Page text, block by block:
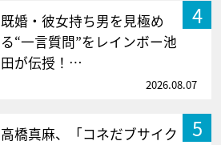
4
既婚・彼女持ち男を見極め
る“一言質問”をレインボー池
田が伝授！…
2026.08.07
5
高橋真麻、「コネだブサイク